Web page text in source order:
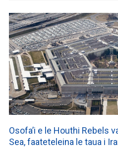
Osofa’i e le Houthi Rebels
Sea, faateteleina le taua i